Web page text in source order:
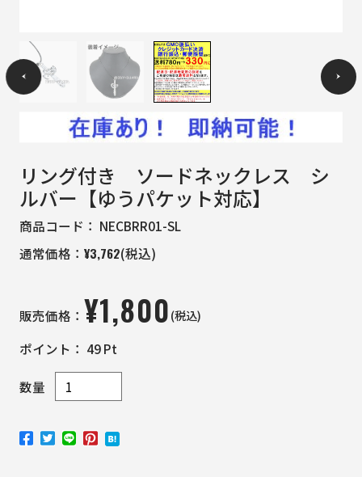
リング付き ソードネックレス シ
ルバー【ゆうパケット対応】
商品コード： NECBRR01-SL
通常価格： ¥3,762(税込)
販売価格： ¥1,800(税込)
ポイント： 49Pt
数量